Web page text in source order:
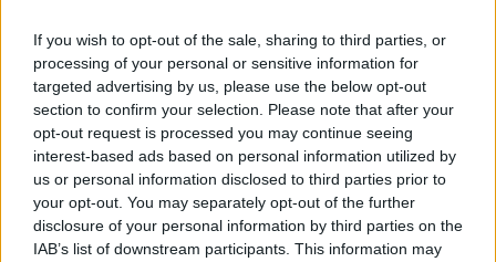
If you wish to opt-out of the sale, sharing to third parties, or
processing of your personal or sensitive information for
targeted advertising by us, please use the below opt-out
section to confirm your selection. Please note that after your
opt-out request is processed you may continue seeing
interest-based ads based on personal information utilized by
us or personal information disclosed to third parties prior to
your opt-out. You may separately opt-out of the further
disclosure of your personal information by third parties on the
IAB’s list of downstream participants. This information may
Uudenlainen Epic NHL Fantasy! Kokoa oma joukkueesi ja
voita 1000 €. Täältä lisätiedot!